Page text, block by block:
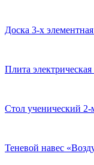
Доска 3-х
Плита
Стол ученический
Теневой навес